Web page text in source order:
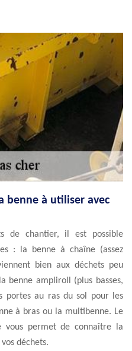
benne à utiliser avec
de chantier, il est possible
: la benne à chaîne (assez
bien aux déchets peu
benne ampliroll (plus basses,
portes au ras du sol pour les
à bras ou la multibenne. Le
permet de connaître la
déchets.